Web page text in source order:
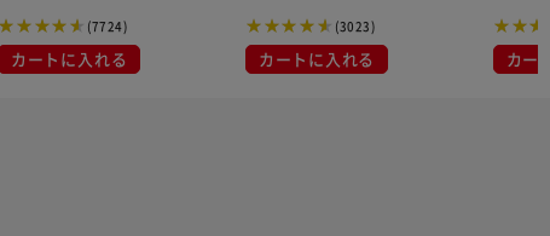
布
(7724)
カートに入れる
(3023)
カートに入れる カー